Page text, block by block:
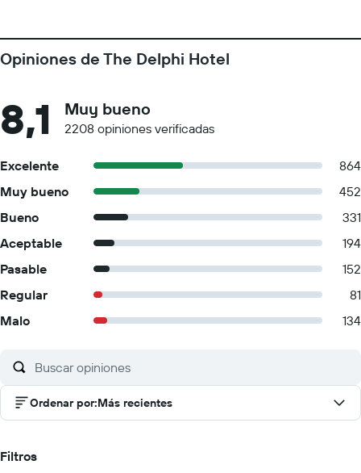
Opiniones de The Delphi Hotel
8,1 Muy bueno
2208 opiniones verificadas
Excelente
864
Muy bueno
452
Bueno
331
Aceptable
194
Pasable
152
Regular
81
Malo
134
Ordenar por:Más recientes
Filtros